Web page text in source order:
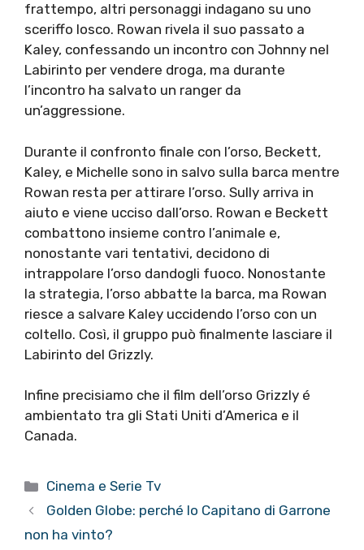
frattempo, altri personaggi indagano su uno
sceriffo losco. Rowan rivela il suo passato a
Kaley, confessando un incontro con Johnny nel
Labirinto per vendere droga, ma durante
l’incontro ha salvato un ranger da
un’aggressione.
Durante il confronto finale con l’orso, Beckett,
Kaley, e Michelle sono in salvo sulla barca mentre
Rowan resta per attirare l’orso. Sully arriva in
aiuto e viene ucciso dall’orso. Rowan e Beckett
combattono insieme contro l’animale e,
nonostante vari tentativi, decidono di
intrappolare l’orso dandogli fuoco. Nonostante
la strategia, l’orso abbatte la barca, ma Rowan
riesce a salvare Kaley uccidendo l’orso con un
coltello. Così, il gruppo può finalmente lasciare il
Labirinto del Grizzly.
Infine precisiamo che il film dell’orso Grizzly é
ambientato tra gli Stati Uniti d’America e il
Canada.
Categorie
Cinema e Serie Tv
Golden Globe: perché Io Capitano di Garrone
non ha vinto?